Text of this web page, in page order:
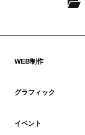
WEB制作
グラフィック
イベント